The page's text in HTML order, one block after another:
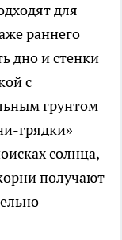
для
раннего
дно и стенки
с
грунтом
грядки»
солнца,
получают